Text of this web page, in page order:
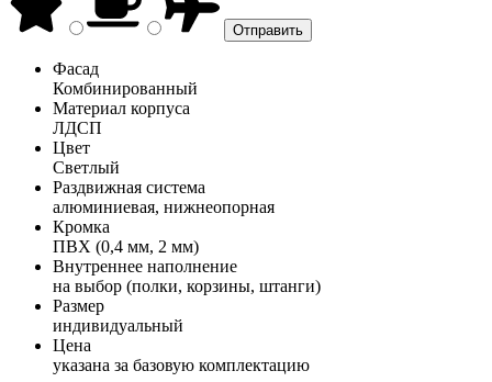
Фасад
Комбинированный
Материал корпуса
ЛДСП
Цвет
Светлый
Раздвижная система
алюминиевая, нижнеопорная
Кромка
ПВХ (0,4 мм, 2 мм)
Внутреннее наполнение
на выбор (полки, корзины, штанги)
Размер
индивидуальный
Цена
указана за базовую комплектацию